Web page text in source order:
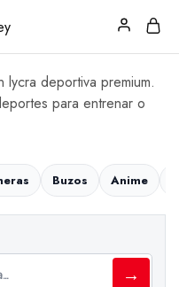
lycra deportiva premium.
para entrenar o
Buzos Anime
→